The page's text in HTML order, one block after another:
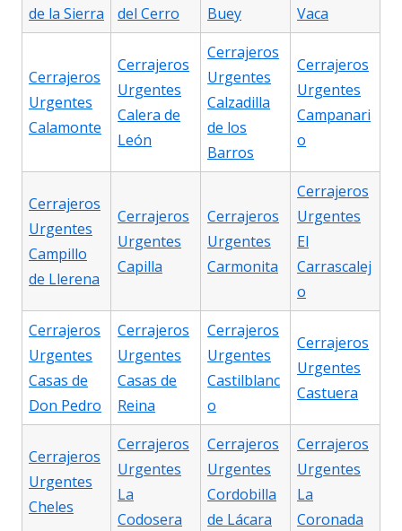
de la Sierra
del Cerro
Buey
Vaca
Cerrajeros
Urgentes
Calamonte
Cerrajeros
Urgentes
Calera de
León
Cerrajeros
Urgentes
Calzadilla
de los
Barros
Cerrajeros
Urgentes
Campanari
o
Cerrajeros
Urgentes
Campillo
de Llerena
Cerrajeros
Urgentes
Capilla
Cerrajeros
Urgentes
Carmonita
Cerrajeros
Urgentes
El
Carrascalej
o
Cerrajeros
Urgentes
Casas de
Don Pedro
Cerrajeros
Urgentes
Casas de
Reina
Cerrajeros
Urgentes
Castilblanc
o
Cerrajeros
Urgentes
Castuera
Cerrajeros
Urgentes
Cheles
Cerrajeros
Urgentes
La
Codosera
Cerrajeros
Urgentes
Cordobilla
de Lácara
Cerrajeros
Urgentes
La
Coronada